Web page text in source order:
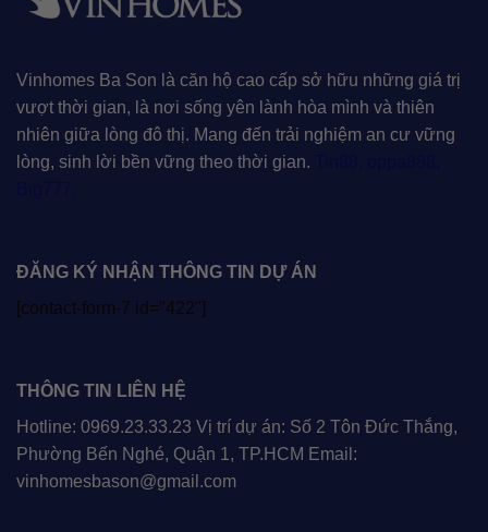
Vinhomes Ba Son là căn hộ cao cấp sở hữu những giá trị
vượt thời gian, là nơi sống yên lành hòa mình và thiên
nhiên giữa lòng đô thị. Mang đến trải nghiệm an cư vững
lòng, sinh lời bền vững theo thời gian.
ĐĂNG KÝ NHẬN THÔNG TIN DỰ ÁN
[contact-form-7 id="422"]
THÔNG TIN LIÊN HỆ
Hotline: 0969.23.33.23 Vị trí dự án: Số 2 Tôn Đức Thắng,
Phường Bến Nghé, Quận 1, TP.HCM Email:
vinhomesbason@gmail.com